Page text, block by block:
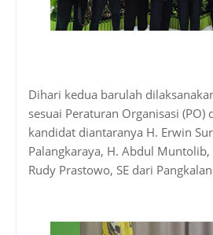
Dihari kedua barulah
sesuai Peraturan Organisasi
kandidat diantaranya H. Erwin
Palangkaraya, H. Abdul Muntolib,
Rudy Prastowo, SE dari